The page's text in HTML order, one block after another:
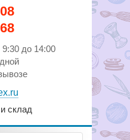
до 14:00
склад
для